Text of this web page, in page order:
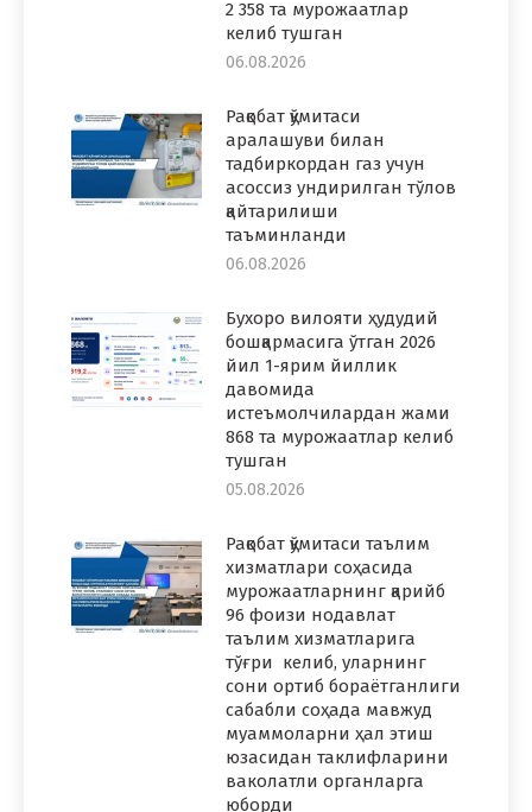
2 358 та мурожаатлар
келиб тушган
06.08.2026
Рақобат қўмитаси
аралашуви билан
тадбиркордан газ учун
асоссиз ундирилган тўлов
қайтарилиши
таъминланди
06.08.2026
Бухоро вилояти ҳудудий
бошқармасига ўтган 2026
йил 1-ярим йиллик
давомида
истеъмолчилардан жами
868 та мурожаатлар келиб
тушган
05.08.2026
Рақобат қўмитаси таълим
хизматлари соҳасида
мурожаатларнинг қарийб
96 фоизи нодавлат
таълим хизматларига
тўғри келиб, уларнинг
сони ортиб бораётганлиги
сабабли соҳада мавжуд
муаммоларни ҳал этиш
юзасидан таклифларини
ваколатли органларга
юборди